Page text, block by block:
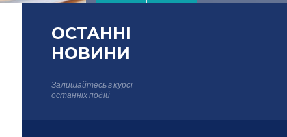
ОСТАННІ
НОВИНИ
Залишайтесь в курсі
останніх подій